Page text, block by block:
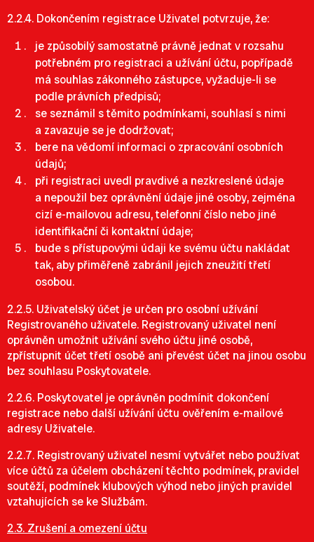
2.2.4. Dokončením registrace Uživatel potvrzuje, že:
je způsobilý samostatně právně jednat v rozsahu
potřebném pro registraci a užívání účtu, popřípadě
má souhlas zákonného zástupce, vyžaduje-li se
podle právních předpisů;
se seznámil s těmito podmínkami, souhlasí s nimi
a zavazuje se je dodržovat;
bere na vědomí informaci o zpracování osobních
údajů;
při registraci uvedl pravdivé a nezkreslené údaje
a nepoužil bez oprávnění údaje jiné osoby, zejména
cizí e-mailovou adresu, telefonní číslo nebo jiné
identifikační či kontaktní údaje;
bude s přístupovými údaji ke svému účtu nakládat
tak, aby přiměřeně zabránil jejich zneužití třetí
osobou.
2.2.5. Uživatelský účet je určen pro osobní užívání
Registrovaného uživatele. Registrovaný uživatel není
oprávněn umožnit užívání svého účtu jiné osobě,
zpřístupnit účet třetí osobě ani převést účet na jinou osobu
bez souhlasu Poskytovatele.
2.2.6. Poskytovatel je oprávněn podmínit dokončení
registrace nebo další užívání účtu ověřením e-mailové
adresy Uživatele.
2.2.7. Registrovaný uživatel nesmí vytvářet nebo používat
více účtů za účelem obcházení těchto podmínek, pravidel
soutěží, podmínek klubových výhod nebo jiných pravidel
vztahujících se ke Službám.
2.3. Zrušení a omezení účtu